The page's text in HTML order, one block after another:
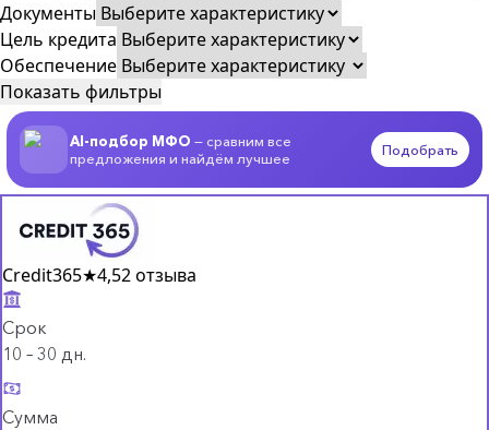
Документы
Цель кредита
Обеспечение
Показать фильтры
AI-подбор МФО — сравним все
предложения и найдём лучшее
Подобрать
Credit365★4,52 отзыва
Срок
10 – 30 дн.
Сумма